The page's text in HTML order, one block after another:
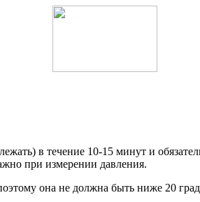
в течение 10-15 минут и
при измерении давления.
она не должна быть ниже 20